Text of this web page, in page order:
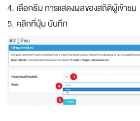
4. เลือกธีม การแสดงผลของสถิติผู้เข้าชม
5. คลิกที่ปุ่ม บันทึก